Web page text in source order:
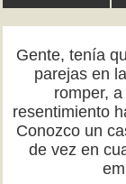
Gente, tenía
parejas en
romper,
resentimiento
Conozco un
de vez en